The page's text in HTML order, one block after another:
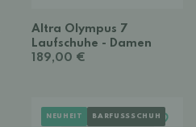
Altra Olympus 7
Laufschuhe - Damen
189,00 €
NEUHEIT BARFUSSSCHUH